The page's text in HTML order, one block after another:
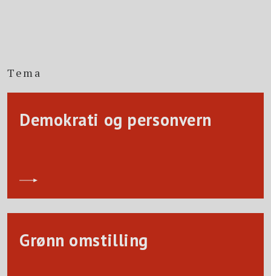
Tema
Demokrati og personvern
Grønn omstilling